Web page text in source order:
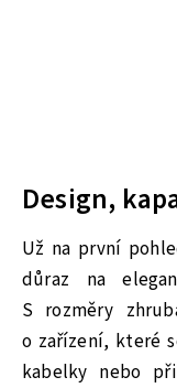
Design,
Už na první
důraz na
S rozměry
o zařízení, které
kabelky nebo